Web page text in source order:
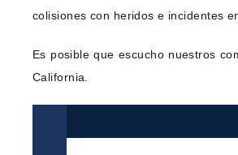
colisiones con heridos e incidentes
Es posible que escucho nuestros
California.